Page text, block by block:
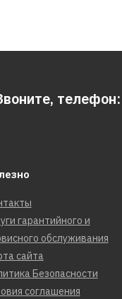
телефон:
гарантийного и
обслуживания
сайта
Безопасности
соглашения